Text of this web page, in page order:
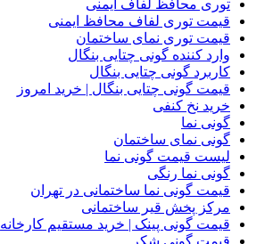
توری محافظ لفاف ایمنی
قیمت توری لفاف محافظ ایمنی
قیمت توری نمای ساختمان
وارد کننده گونی چتایی بنگال
کاربرد گونی چتایی بنگال
قیمت گونی چتایی بنگال | خرید امروز
خرید نخ کنفی
گونی نما
گونی نمای ساختمان
لیست قیمت گونی نما
گونی نما رنگی
قیمت گونی نما ساختمانی در تهران
مرکز پخش قیر ساختمانی
قیمت گونی پینک | خرید مستقیم کارخانه
قیمت گونی شکر